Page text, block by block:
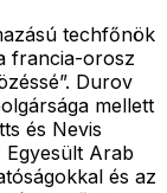
techfőnök
francia-orosz
Durov
mellett
és Nevis
Egyesült Arab
és az